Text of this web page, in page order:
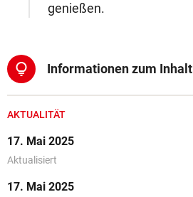
genießen.
lightbulb Informationen zum Inhalt
AKTUALITÄT
17. Mai 2025
Aktualisiert
17. Mai 2025